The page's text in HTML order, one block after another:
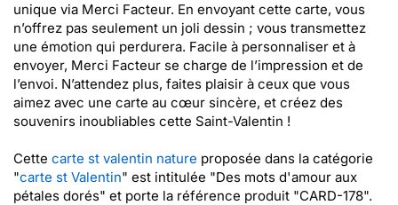
unique via Merci Facteur. En envoyant cette carte, vous
n’offrez pas seulement un joli dessin ; vous transmettez
une émotion qui perdurera. Facile à personnaliser et à
envoyer, Merci Facteur se charge de l’impression et de
l’envoi. N’attendez plus, faites plaisir à ceux que vous
aimez avec une carte au cœur sincère, et créez des
souvenirs inoubliables cette Saint-Valentin !
Cette carte st valentin nature proposée dans la catégorie
"carte st Valentin" est intitulée "Des mots d'amour aux
pétales dorés" et porte la référence produit "CARD-178".